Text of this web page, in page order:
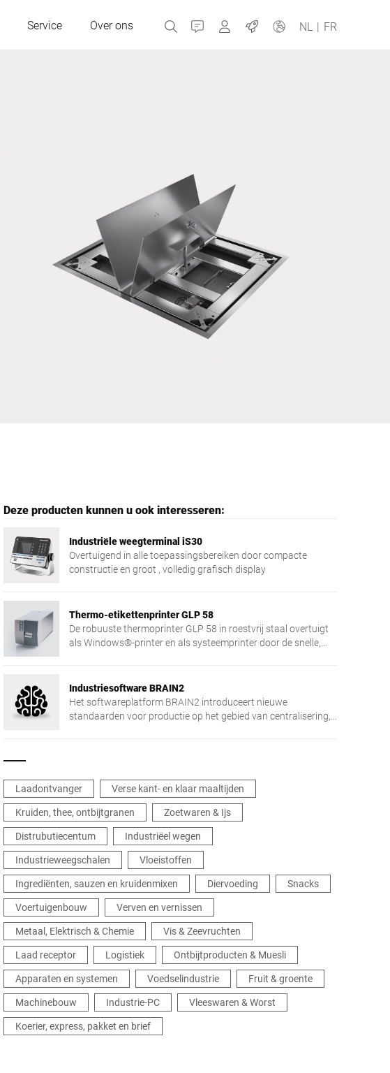
Service Over ons Contact MyBizerba
Jobs NL | FR
Nederland
Rusland
Spanje
Deze producten kunnen u ook interesseren:
Industriële weegterminal iS30
Overtuigend in alle toepassingsbereiken door compacte
constructie en groot , volledig grafisch display
Thermo-etikettenprinter GLP 58
De robuuste thermoprinter GLP 58 in roestvrij staal overtuigt
als Windows®-printer en als systeemprinter door de snelle,
Industriesoftware BRAIN2
Het softwareplatform BRAIN2 introduceert nieuwe
standaarden voor productie op het gebied van centralisering,
Laadontvanger
Verse kant- en klaar maaltijden
Kruiden, thee, ontbijtgranen
Zoetwaren & Ijs
Distrubutiecentum
Industriëel wegen
Industrieweegschalen
Vloeistoffen
Ingrediënten, sauzen en kruidenmixen
Diervoeding
Snacks
Voertuigenbouw
Verven en vernissen
Metaal, Elektrisch & Chemie
Vis & Zeevruchten
Laad receptor
Logistiek
Ontbijtproducten & Muesli
Apparaten en systemen
Voedselindustrie
Fruit & groente
Machinebouw
Industrie-PC
Vleeswaren & Worst
Koerier, express, pakket en brief